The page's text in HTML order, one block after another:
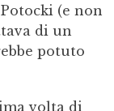
(e non
di un
potuto
volta di